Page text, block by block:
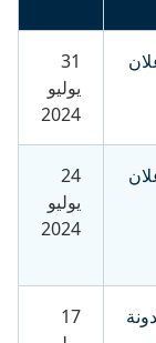
31
يوليو
2024
24
يوليو
2024
17